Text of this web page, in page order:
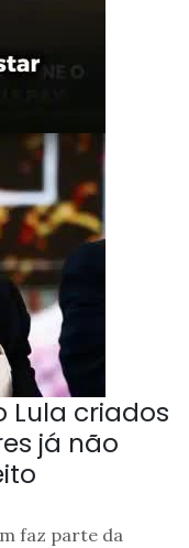
Lula criados
já não
faz parte da